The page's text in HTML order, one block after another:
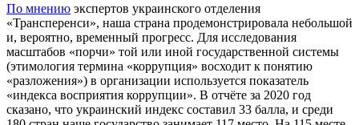
По мнению экспертов украинского отделения
«Трансперенси», наша страна продемонстрировала небольшой
и, вероятно, временный прогресс. Для исследования
масштабов «порчи» той или иной государственной системы
(этимология термина «коррупция» восходит к понятию
«разложения») в организации используется показатель
«индекса восприятия коррупции». В отчёте за 2020 год
сказано, что украинский индекс составил 33 балла, и среди